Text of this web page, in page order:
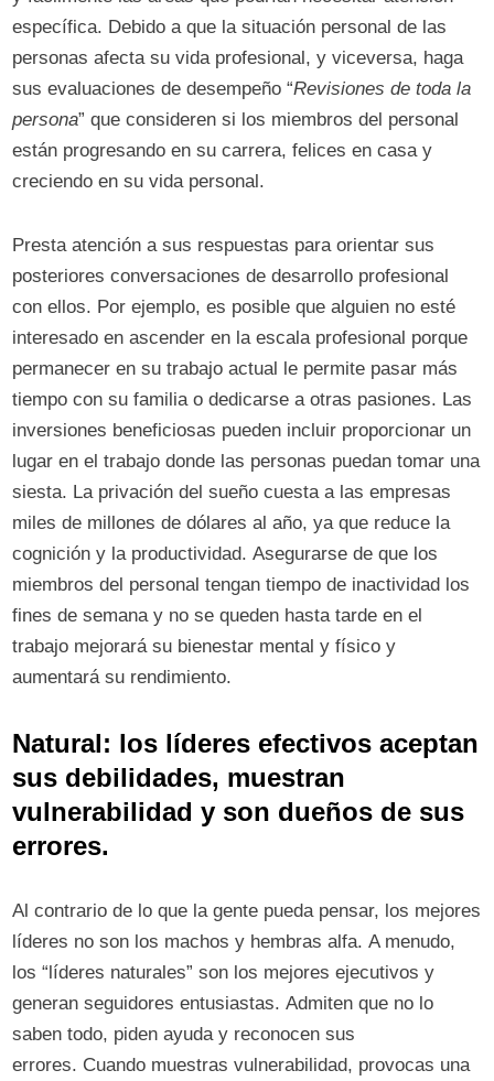
específica. Debido a que la situación personal de las
personas afecta su vida profesional, y viceversa, haga
sus evaluaciones de desempeño “Revisiones de toda la
persona” que consideren si los miembros del personal
están progresando en su carrera, felices en casa y
creciendo en su vida personal.
Presta atención a sus respuestas para orientar sus
posteriores conversaciones de desarrollo profesional
con ellos. Por ejemplo, es posible que alguien no esté
interesado en ascender en la escala profesional porque
permanecer en su trabajo actual le permite pasar más
tiempo con su familia o dedicarse a otras pasiones. Las
inversiones beneficiosas pueden incluir proporcionar un
lugar en el trabajo donde las personas puedan tomar una
siesta. La privación del sueño cuesta a las empresas
miles de millones de dólares al año, ya que reduce la
cognición y la productividad. Asegurarse de que los
miembros del personal tengan tiempo de inactividad los
fines de semana y no se queden hasta tarde en el
trabajo mejorará su bienestar mental y físico y
aumentará su rendimiento.
Natural: los líderes efectivos aceptan
sus debilidades, muestran
vulnerabilidad y son dueños de sus
errores.
Al contrario de lo que la gente pueda pensar, los mejores
líderes no son los machos y hembras alfa. A menudo,
los “líderes naturales” son los mejores ejecutivos y
generan seguidores entusiastas. Admiten que no lo
saben todo, piden ayuda y reconocen sus
errores. Cuando muestras vulnerabilidad, provocas una